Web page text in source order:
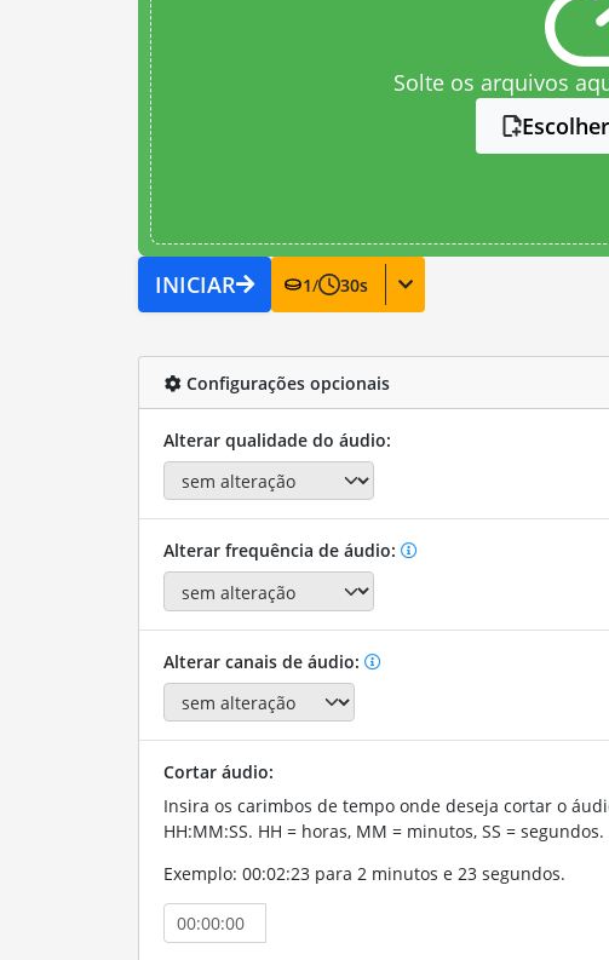
Solte os arquivos
INICIAR 1/ 30s
Configurações opcionais
Alterar qualidade do áudio:
Alterar frequência de áudio:
Alterar canais de áudio:
Cortar áudio:
Insira os carimbos de tempo onde deseja cortar o
HH:MM:SS. HH = horas, MM = minutos, SS = segundos.
Exemplo: 00:02:23 para 2 minutos e 23 segundos.